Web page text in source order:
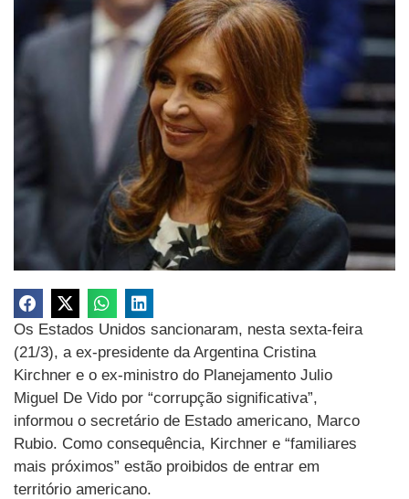
Os Estados Unidos sancionaram, nesta sexta-feira
(21/3), a ex-presidente da Argentina Cristina
Kirchner e o ex-ministro do Planejamento Julio
Miguel De Vido por “corrupção significativa”,
informou o secretário de Estado americano, Marco
Rubio. Como consequência, Kirchner e “familiares
mais próximos” estão proibidos de entrar em
território americano.